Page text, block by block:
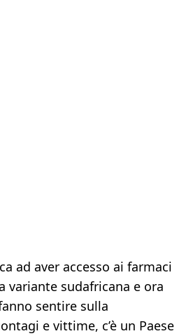
ad aver accesso ai farmaci
variante sudafricana e ora
sentire sulla
e vittime, c’è un Paese